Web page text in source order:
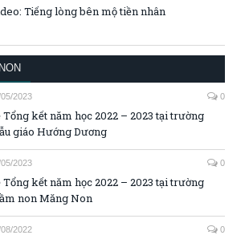
Tiếng lòng bên mộ tiền nhân
2023 0
Tổng kết năm học 2022 – 2023 tại trường
giáo Hướng Dương
2023 0
Tổng kết năm học 2022 – 2023 tại trường
non Măng Non
2022 0